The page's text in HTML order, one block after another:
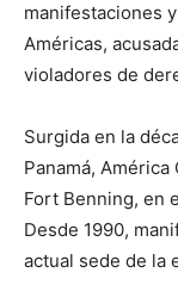
manifestaciones
Américas,
violadores de
Surgida en la
Panamá,
Fort Benning, en
Desde 1990,
actual sede de la